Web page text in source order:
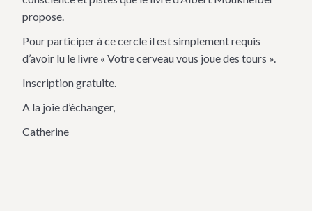
propose.
Pour participer à ce cercle il est simplement requis
d’avoir lu le livre « Votre cerveau vous joue des tours ».
Inscription gratuite.
A la joie d’échanger,
Catherine